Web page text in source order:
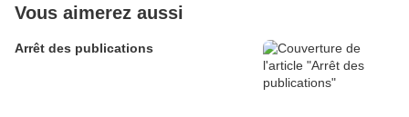
Vous aimerez aussi
Arrêt des publications